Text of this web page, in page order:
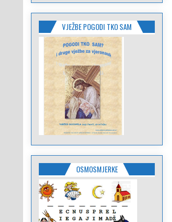
VJEŽBE POGODI TKO SAM
OSMOSMJERKE